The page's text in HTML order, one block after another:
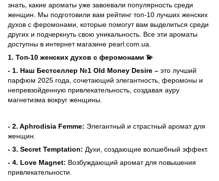
знать, какие ароматы уже завоевали популярность среди
женщин. Мы подготовили вам рейтинг топ-10 лучших женских
духов с феромонами, которые помогут вам выделиться среди
других и подчеркнуть свою уникальность. Все эти ароматы
доступны в интернет магазине pearl.com.ua.
1. Топ-10 женских духов с феромонами 💫
- 1. Наш Бестселлер №1 Old Money Desire – это лучший
парфюм 2025 года, сочетающий элегантность, феромоны и
непревзойденную привлекательность, создавая ауру
магнетизма вокруг женщины.
- 2. Aphrodisia Femme: Элегантный и страстный аромат для
женщин.
- 3. Secret Temptation: Духи, создающие волшебный эффект.
- 4. Love Magnet: Возбуждающий аромат для повышения
привлекательности.